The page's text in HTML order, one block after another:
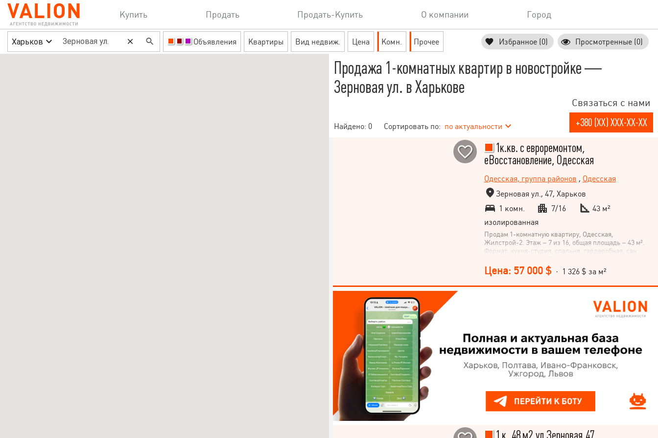
Купить Продать Продать-Купить О компании Город
Харьков Объявления Квартиры Вид недвиж. Цена Комн. Прочее Избранное (0) Просмотренные (0)
Продажа 1-комнатных квартир в новостройке —
Зерновая ул. в Харькове
Найдено: 0 Сортировать по: по актуальности
Связаться с нами
+380 (XX) XXX-XX-XX
1к.кв. с евроремонтом,
еВосстановление, Одесская
Одесская, группа районов , Одесская
Зерновая ул., 47, Харьков
1 комн.
7/16
43 м²
изолированная
Продам 1-комнатную квартиру, Одесская,
Жилстрой-2. Этаж – 7 из 16, общая площадь – 43 м².
Формат: кухня-студия, спальня, гардеробная, сан.
пол, кондиционер, бойлер. Квартира продается с
мебелью и техникой. Охраняемая территория. Можно
приобрести по сертификату е Восстановление!
Цена: 57 000 $· 1 326 $ за м²